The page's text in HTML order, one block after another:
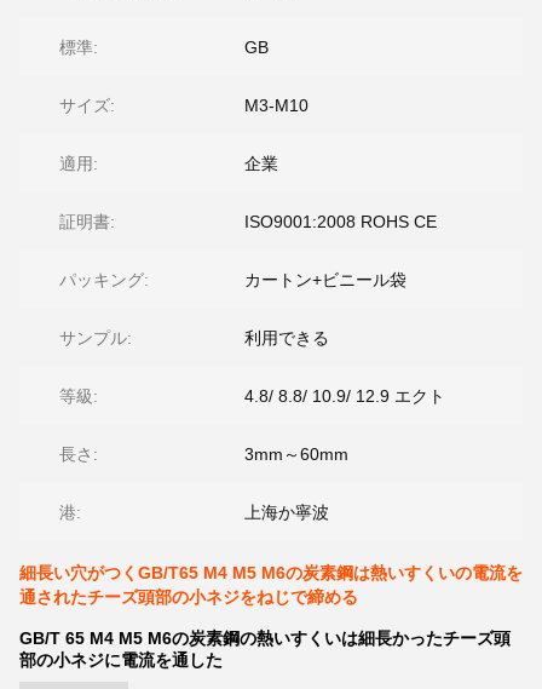
標準: GB
サイズ: M3-M10
適用: 企業
証明書: ISO9001:2008 ROHS CE
パッキング: カートン+ビニール袋
サンプル: 利用できる
等級: 4.8/ 8.8/ 10.9/ 12.9 エクト
長さ: 3mm～60mm
港: 上海か寧波
細長い穴がつくGB/T65 M4 M5 M6の炭素鋼は熱いすくいの電流を
通されたチーズ頭部の小ネジをねじで締める
GB/T 65 M4 M5 M6の炭素鋼の熱いすくいは細長かったチーズ頭
部の小ネジに電流を通した